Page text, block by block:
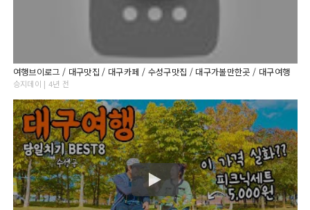
여행브이로그 / 대구맛집 / 대구카페 / 수성구맛집 / 대구가볼만한곳 / 대구여행
승지데이 | 4년 전